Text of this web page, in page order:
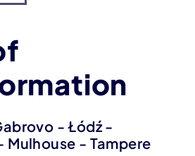
- Łódź -
Mulhouse - Tampere